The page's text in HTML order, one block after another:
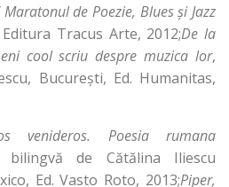
de Poezie, Blues și Jazz
Tracus Arte, 2012;De la
cool scriu despre muzica lor,
București, Ed. Humanitas,
venideros. Poesia rumana
de Cătălina Iliescu
Ed. Vasto Roto, 2013;Piper,